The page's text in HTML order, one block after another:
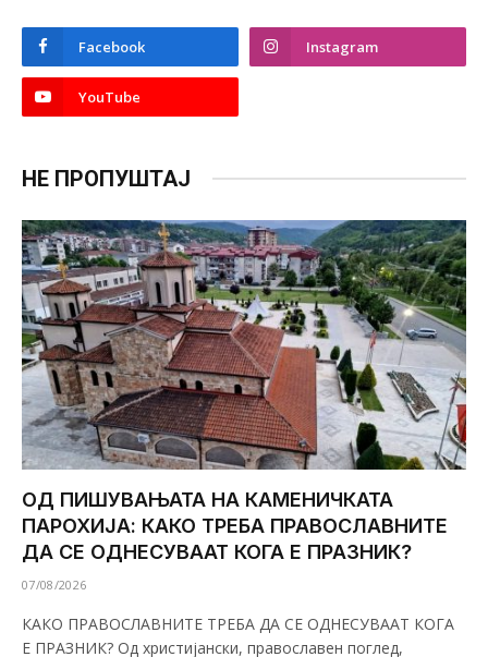
Facebook Instagram
YouTube
НЕ ПРОПУШТАЈ
ОД ПИШУВАЊАТА НА КАМЕНИЧКАТА
ПАРОХИЈА: КАКО ТРЕБА ПРАВОСЛАВНИТЕ
ДА СЕ ОДНЕСУВААТ КОГА Е ПРАЗНИК?
07/08/2026
КАКО ПРАВОСЛАВНИТЕ ТРЕБА ДА СЕ ОДНЕСУВААТ КОГА
Е ПРАЗНИК? Од христијански, православен поглед,